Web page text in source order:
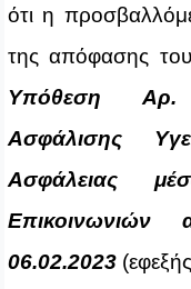
ότι η
της απόφασης του
Υπόθεση Αρ.
Ασφάλισης
Ασφάλειας
06.02.2023